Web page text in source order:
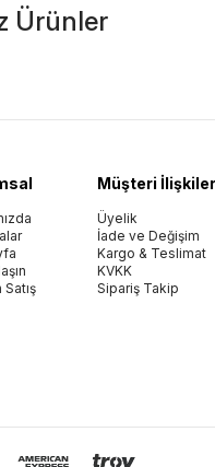
Ürünler
Müşteri
Üyelik
İade ve Değişim
Kargo & Teslimat
KVKK
Sipariş Takip